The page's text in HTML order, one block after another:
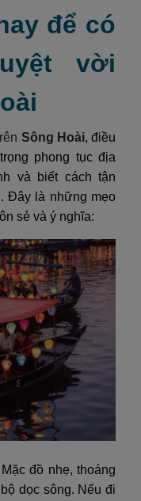
để có
vời
Sông Hoài, điều
phong tục địa
và biết cách tận
Đây là những mẹo
sẻ và ý nghĩa:
đồ nhẹ, thoáng
dọc sông. Nếu đi